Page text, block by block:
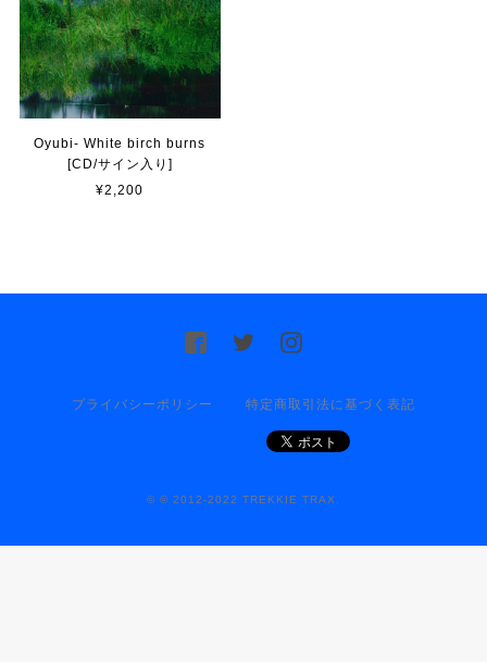
Oyubi- White birch burns
[CD/サイン入り]
¥2,200
プライバシーポリシー 特定商取引法に基づく表記
© © 2012-2022 TREKKIE TRAX.